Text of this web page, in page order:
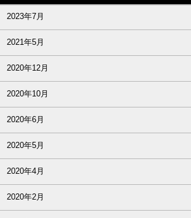
2023年7月
2021年5月
2020年12月
2020年10月
2020年6月
2020年5月
2020年4月
2020年2月